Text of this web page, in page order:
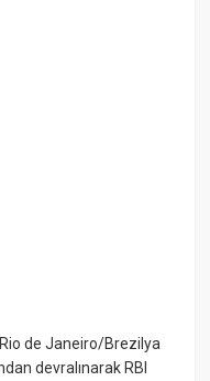
de Janeiro/Brezilya
devralınarak RBI